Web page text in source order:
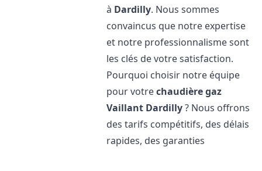
à Dardilly. Nous sommes
convaincus que notre expertise
et notre professionnalisme sont
les clés de votre satisfaction.
Pourquoi choisir notre équipe
pour votrechaudière gaz
Vaillant Dardilly? Nous offrons
des tarifs compétitifs, des délais
rapides, des garanties